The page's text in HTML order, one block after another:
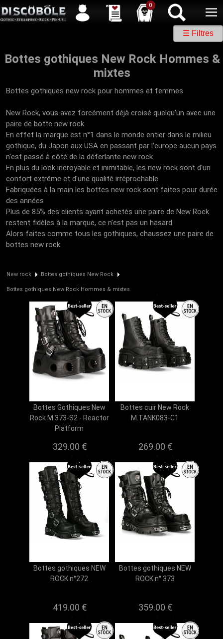
0
Service client 04 50 26 57 88 Newsletter | | Facebook
☰ Filtres
Bottes gothiques New Rock Hommes &
mixtes
Bottes gothiques new rock pour hommes et femmes
New Rock, vous avez forcément déjà croisé quelqu'un avec une
paire de botte new rock
En effet la marque est n°1 dans le monde entier dans le milieu
gothique, du Japon aux USA en passant par l'europe aucun pays
n'est passé à côté de la déferlante new rock
En plus du look incroyable et inimitable, les new rock sont d'un
confort extrême et d'une qualité irréprochable
Fabriquées à la main les bottes new rock sont faites pour durée
des années
Plus de 85% des clients ayant achetés une paire de New Rock
restent fidèles à la marque, ce n'est pas un hasard
Alors faites comme tous les gothiques, chaussez une paire de
bottes new rock
New rock Bottes gothiques New Rock
Bottes gothiques New Rock Hommes & mixtes
Bottes Gothiques New
Rock M.373-S2 - Reactor
Platform
329.00 €
Bottes cuir New Rock
M.TANK083-C1
269.00 €
Bottes gothiques NEW
ROCK n°272
419.00 €
Bottes gothiques NEW
ROCK n° 373
359.00 €